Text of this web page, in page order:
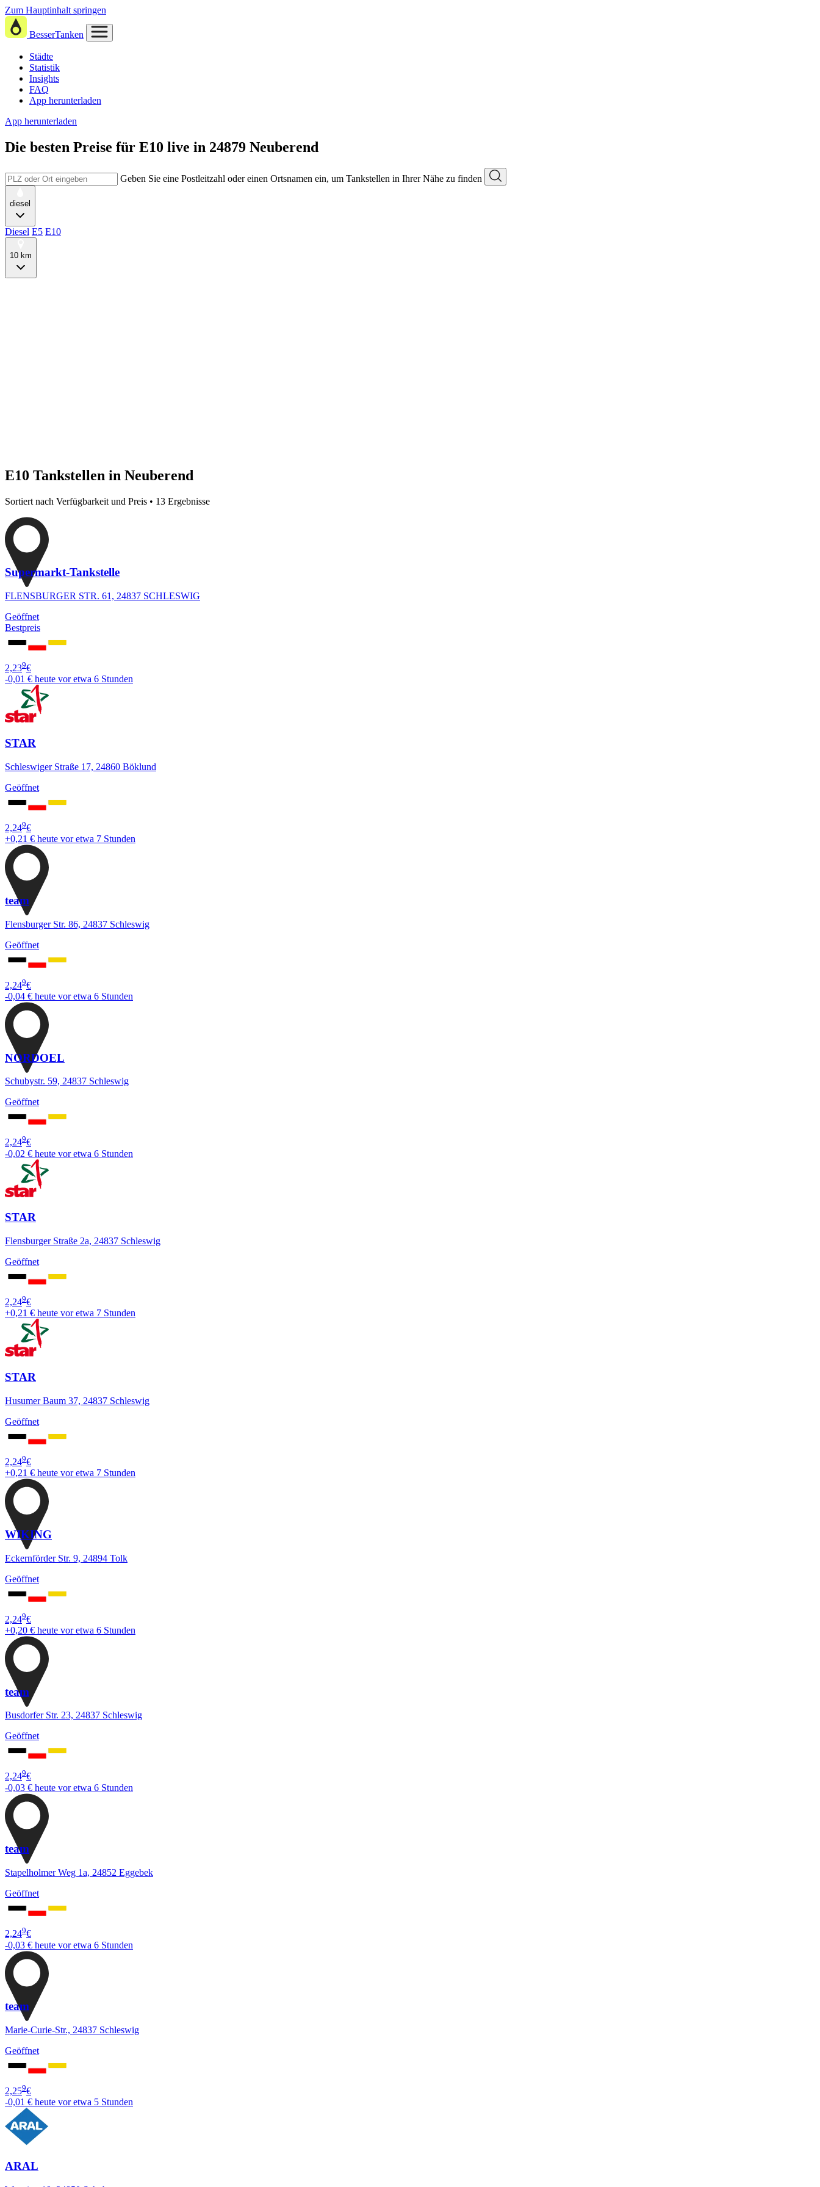
Zum Hauptinhalt springen
BesserTanken
Städte
Statistik
Insights
FAQ
App herunterladen
App herunterladen
Die besten Preise für E10 live in 24879 Neuberend
Geben Sie eine Postleitzahl oder einen Ortsnamen ein, um Tankstellen in Ihrer Nähe zu finden
diesel
Diesel E5 E10
10 km
E10 Tankstellen in Neuberend
Sortiert nach Verfügbarkeit und Preis • 13 Ergebnisse
Supermarkt-Tankstelle
FLENSBURGER STR. 61, 24837 SCHLESWIG
Geöffnet
Bestpreis
2,239€
-0,01 € heute vor etwa 6 Stunden
STAR
Schleswiger Straße 17, 24860 Böklund
Geöffnet
2,249€
+0,21 € heute vor etwa 7 Stunden
team
Flensburger Str. 86, 24837 Schleswig
Geöffnet
2,249€
-0,04 € heute vor etwa 6 Stunden
NORDOEL
Schubystr. 59, 24837 Schleswig
Geöffnet
2,249€
-0,02 € heute vor etwa 6 Stunden
STAR
Flensburger Straße 2a, 24837 Schleswig
Geöffnet
2,249€
+0,21 € heute vor etwa 7 Stunden
STAR
Husumer Baum 37, 24837 Schleswig
Geöffnet
2,249€
+0,21 € heute vor etwa 7 Stunden
WIKING
Eckernförder Str. 9, 24894 Tolk
Geöffnet
2,249€
+0,20 € heute vor etwa 6 Stunden
team
Busdorfer Str. 23, 24837 Schleswig
Geöffnet
2,249€
-0,03 € heute vor etwa 6 Stunden
team
Stapelholmer Weg 1a, 24852 Eggebek
Geöffnet
2,249€
-0,03 € heute vor etwa 6 Stunden
team
Marie-Curie-Str., 24837 Schleswig
Geöffnet
2,259€
-0,01 € heute vor etwa 5 Stunden
ARAL